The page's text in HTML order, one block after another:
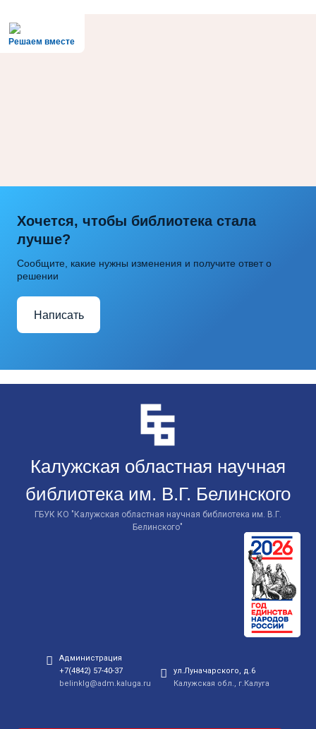
Решаем вместе
Хочется, чтобы библиотека стала
лучше?
Сообщите, какие нужны изменения и получите ответ о
решении
Написать
Калужская областная научная
библиотека им. В.Г. Белинского
ГБУК КО "Калужская областная научная библиотека им. В.Г.
Белинского"
Администрация
+7(4842) 57-40-37
belinklg@adm.kaluga.ru
ул.Луначарского, д.6
Калужская обл., г.Калуга